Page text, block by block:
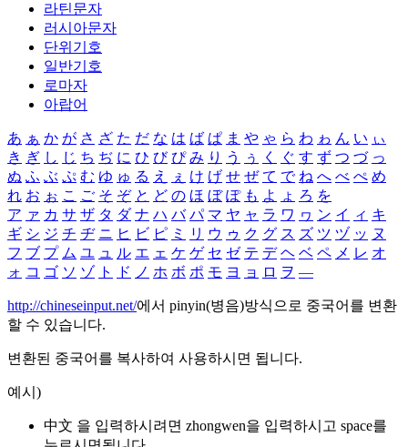
라틴문자
러시아문자
단위기호
일반기호
로마자
아랍어
あ ぁ か が さ ざ た だ な は ば ぱ ま や ゃ ら わ ゎ ん い ぃ
き ぎ し じ ち ぢ に ひ び ぴ み り う ぅ く ぐ す ず つ づ っ
ぬ ふ ぶ ぷ む ゆ ゅ る え ぇ け げ せ ぜ て で ね へ べ ぺ め
れ お ぉ こ ご そ ぞ と ど の ほ ぼ ぽ も よ ょ ろ を
ア ァ カ サ ザ タ ダ ナ ハ バ パ マ ヤ ャ ラ ワ ヮ ン イ ィ キ
ギ シ ジ チ ヂ ニ ヒ ビ ピ ミ リ ウ ゥ ク グ ス ズ ツ ヅ ッ ヌ
フ ブ プ ム ユ ュ ル エ ェ ケ ゲ セ ゼ テ デ ヘ ベ ペ メ レ オ
ォ コ ゴ ソ ゾ ト ド ノ ホ ボ ポ モ ヨ ョ ロ ヲ ―
http://chineseinput.net/에서 pinyin(병음)방식으로 중국어를 변환
할 수 있습니다.
변환된 중국어를 복사하여 사용하시면 됩니다.
예시)
中文 을 입력하시려면 zhongwen을 입력하시고 space를